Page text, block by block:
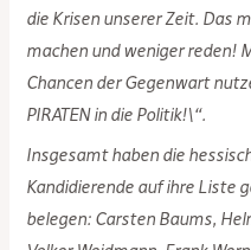
die Krisen unserer Zeit. Das
machen und weniger reden!
Chancen der Gegenwart
PIRATEN in die Politik!\“.
Insgesamt haben die
Kandidierende auf ihre Liste
belegen: Carsten Baums,